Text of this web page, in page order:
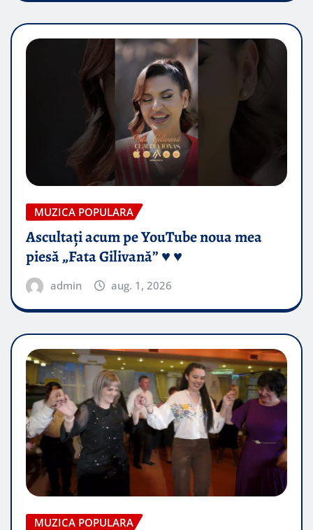
MUZICA POPULARA
Ascultați acum pe YouTube noua mea
piesă „Fata Gilivană” ♥️ ♥️
admin aug. 1, 2026
MUZICA POPULARA